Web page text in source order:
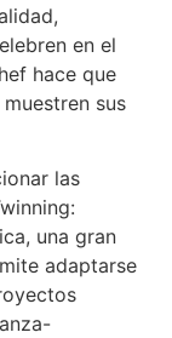
en el
hace que
sus
las
una gran
adaptarse